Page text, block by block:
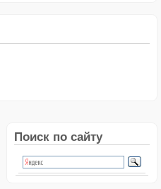
Поиск по сайту